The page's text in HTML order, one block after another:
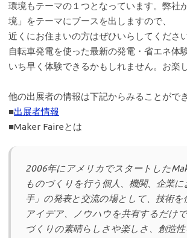
環境もテーマの１つとなっています。弊社
境」をテーマにブースを出しますので、
近くにお住まいの方はぜひいらしてください
自転車発電を使った最新の発電・省エネ体
いち早く体験できるかもしれません。お楽
他の出展者の情報は下記からみることがで
■出展者情報
■Maker Faireとは
2006年にアメリカでスタートした
ものづくりを行う個人、機関、企業
手」の発表と交流の場として、技術を
アイデア、ノウハウを共有するだけ
づくりの素晴らしさや楽しさ、創造